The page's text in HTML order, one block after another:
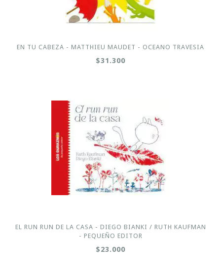
EN TU CABEZA - MATTHIEU MAUDET - OCEANO TRAVESIA
$31.300
EL RUN RUN DE LA CASA - DIEGO BIANKI / RUTH KAUFMAN
- PEQUEÑO EDITOR
$23.000